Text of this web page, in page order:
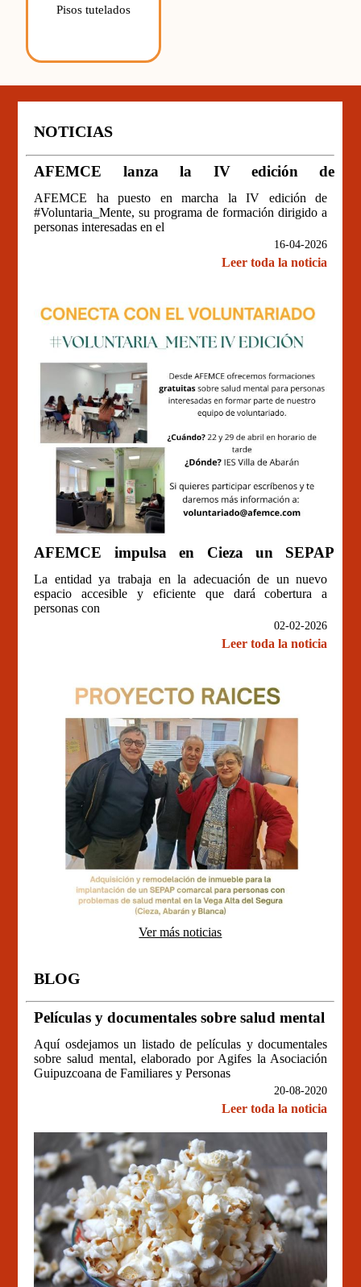
Pisos tutelados
NOTICIAS
AFEMCE lanza la IV edición de
AFEMCE ha puesto en marcha la IV edición de
#Voluntaria_Mente, su programa de formación dirigido a
personas interesadas en el
16-04-2026
Leer toda la noticia
AFEMCE impulsa en Cieza un SEPAP
La entidad ya trabaja en la adecuación de un nuevo
espacio accesible y eficiente que dará cobertura a
personas con
02-02-2026
Leer toda la noticia
Ver más noticias
BLOG
Películas y documentales sobre salud mental
Aquí osdejamos un listado de películas y documentales
sobre salud mental, elaborado por Agifes la Asociación
Guipuzcoana de Familiares y Personas
20-08-2020
Leer toda la noticia